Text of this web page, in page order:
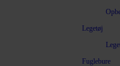
Legetøj
Fuglebure